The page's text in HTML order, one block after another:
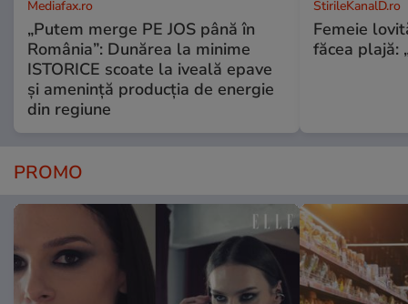
Mediafax.ro
„Putem merge PE JOS până în
România”: Dunărea la minime
ISTORICE scoate la iveală epave
și amenință producția de energie
din regiune
StirileKanalD.ro
Femeie
făcea plajă:
PROMO